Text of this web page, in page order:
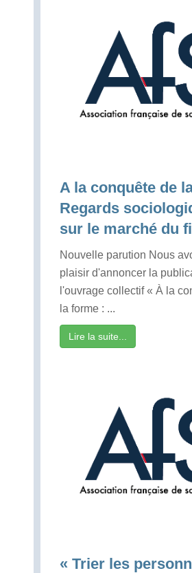
A la conquête de
Regards
sur le marché du
Nouvelle parution Nous
plaisir d'annoncer la
l'ouvrage collectif « À la
la forme : ...
Lire la suite...
« Trier les